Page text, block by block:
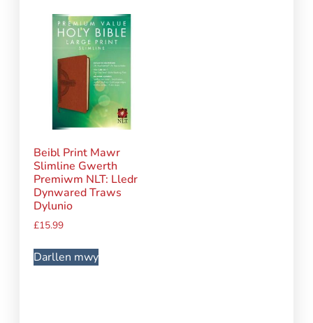
Beibl Print Mawr
Slimline Gwerth
Premiwm NLT: Lledr
Dynwared Traws
Dylunio
£15.99
Darllen mwy